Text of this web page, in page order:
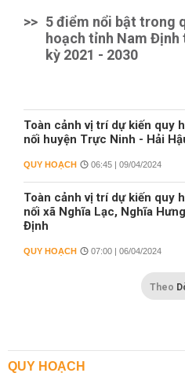
>> 5 điểm nổi bật trong
hoạch tỉnh Nam Định
kỳ 2021 - 2030
Toàn cảnh vị trí dự kiến quy
nối huyện Trực Ninh - Hải
QUY HOẠCH 06:45 | 09/04/2024
Toàn cảnh vị trí dự kiến quy
nối xã Nghĩa Lạc, Nghĩa
Định
QUY HOẠCH 07:00 | 06/04/2024
Theo
QUY HOẠCH